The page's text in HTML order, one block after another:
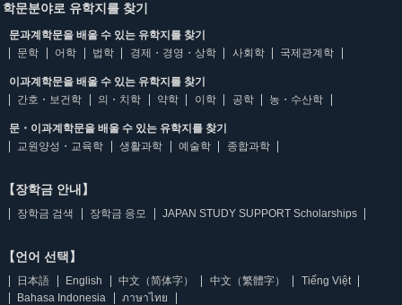
학문분야로 유학지를 찾기
문과계학문을 배울 수 있는 유학지를 찾기
문학
어학 법학 경제・경영・상학 사회학 국제관계학
이과계학문을 배울 수 있는 유학지를 찾기
간호・보건학
의・치학 약학 이학 공학 농・수산학
문・이과계학문을 배울 수 있는 유학지를 찾기
교원양성・교육학
생활과학 예술학 종합과학
【장학금 안내】
장학금 검색 장학금 응모 JAPAN STUDY SUPPORT Scholarships
【언어 선택】
日本語 English 中文（简体字） 中文（繁體字）
Tiếng Việt
Bahasa Indonesia
ภาษาไทย